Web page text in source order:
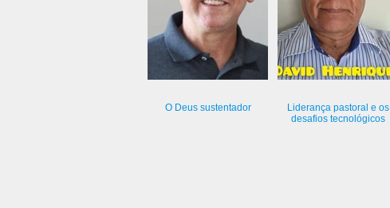
O Deus sustentador
Liderança pastoral e os
desafios tecnológicos